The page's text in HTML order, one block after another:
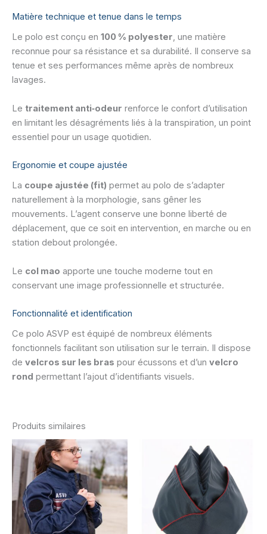
Matière technique et tenue dans le temps
Le polo est conçu en 100 % polyester, une matière
reconnue pour sa résistance et sa durabilité. Il conserve sa
tenue et ses performances même après de nombreux
lavages.
Le traitement anti‑odeur renforce le confort d’utilisation
en limitant les désagréments liés à la transpiration, un point
essentiel pour un usage quotidien.
Ergonomie et coupe ajustée
La coupe ajustée (fit) permet au polo de s’adapter
naturellement à la morphologie, sans gêner les
mouvements. L’agent conserve une bonne liberté de
déplacement, que ce soit en intervention, en marche ou en
station debout prolongée.
Le col mao apporte une touche moderne tout en
conservant une image professionnelle et structurée.
Fonctionnalité et identification
Ce polo ASVP est équipé de nombreux éléments
fonctionnels facilitant son utilisation sur le terrain. Il dispose
de velcros sur les bras pour écussons et d’un velcro
rond permettant l’ajout d’identifiants visuels.
Produits similaires